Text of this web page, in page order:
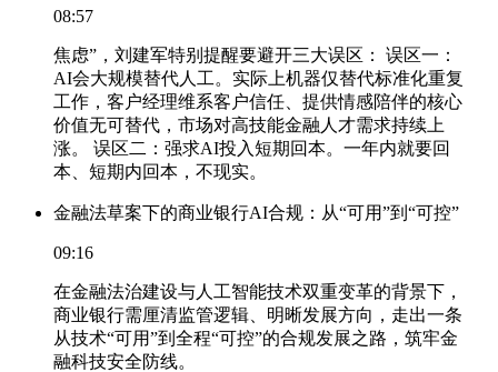
08:57
焦虑”，刘建军特别提醒要避开三大误区： 误区一：
AI会大规模替代人工。实际上机器仅替代标准化重复
工作，客户经理维系客户信任、提供情感陪伴的核心
价值无可替代，市场对高技能金融人才需求持续上
涨。 误区二：强求AI投入短期回本。一年内就要回
本、短期内回本，不现实。
金融法草案下的商业银行AI合规：从“可用”到“可控”
09:16
在金融法治建设与人工智能技术双重变革的背景下，
商业银行需厘清监管逻辑、明晰发展方向，走出一条
从技术“可用”到全程“可控”的合规发展之路，筑牢金
融科技安全防线。